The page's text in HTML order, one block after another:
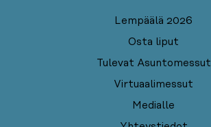
Lempäälä 2026
Osta liput
Tulevat Asuntomessut
Virtuaalimessut
Medialle